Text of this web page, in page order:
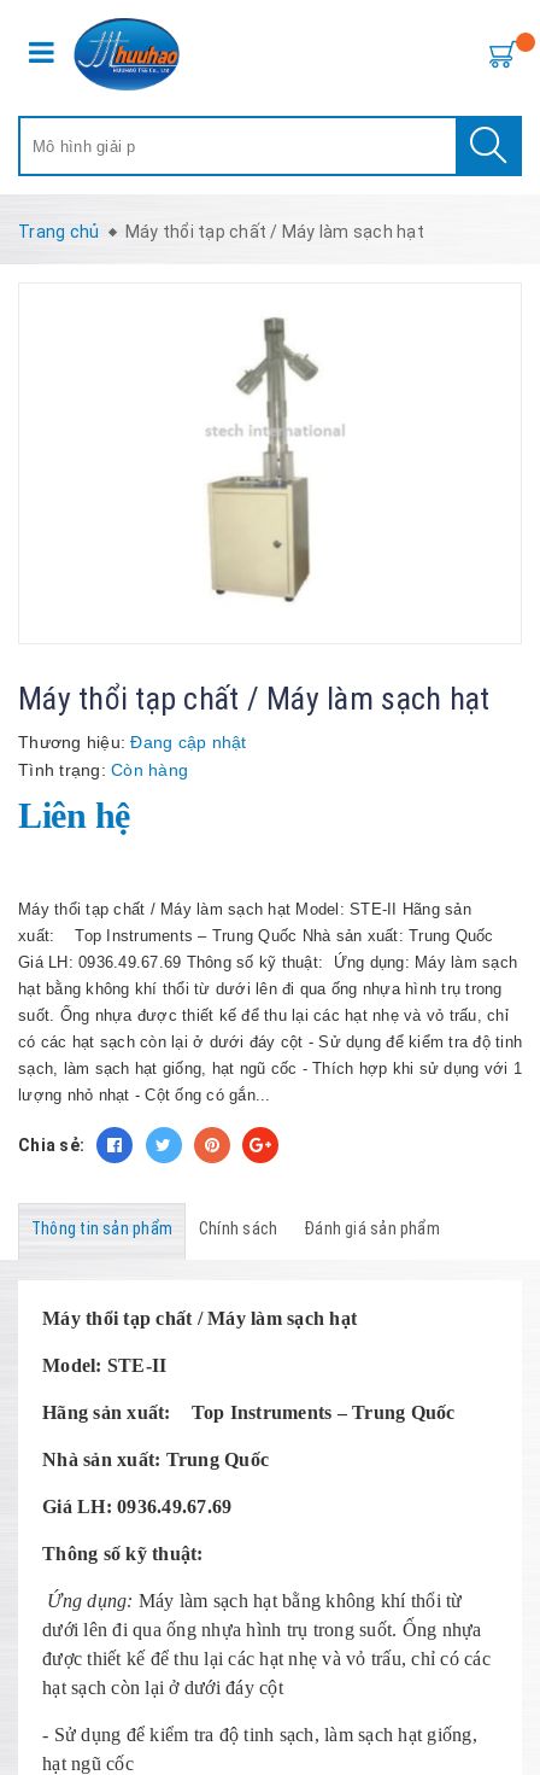
Trang chủ Máy thổi tạp chất / Máy làm sạch hạt
Máy thổi tạp chất / Máy làm sạch hạt
Thương hiệu: Đang cập nhật
Tình trạng: Còn hàng
Liên hệ
Máy thổi tạp chất / Máy làm sạch hạt Model: STE-II Hãng sản
xuất: Top Instruments – Trung Quốc Nhà sản xuất: Trung Quốc
Giá LH: 0936.49.67.69 Thông số kỹ thuật: Ứng dụng: Máy làm sạch
hạt bằng không khí thổi từ dưới lên đi qua ống nhựa hình trụ trong
suốt. Ống nhựa được thiết kế để thu lại các hạt nhẹ và vỏ trấu, chỉ
có các hạt sạch còn lại ở dưới đáy cột - Sử dụng để kiểm tra độ tinh
sạch, làm sạch hạt giống, hạt ngũ cốc - Thích hợp khi sử dụng với 1
lượng nhỏ nhạt - Cột ống có gắn...
Chia sẻ:
Thông tin sản phẩm Chính sách Đánh giá sản phẩm
Máy thổi tạp chất / Máy làm sạch hạt
Model: STE-II
Hãng sản xuất: Top Instruments – Trung Quốc
Nhà sản xuất: Trung Quốc
Giá LH: 0936.49.67.69
Thông số kỹ thuật:
Ứng dụng: Máy làm sạch hạt bằng không khí thổi từ
dưới lên đi qua ống nhựa hình trụ trong suốt. Ống nhựa
được thiết kế để thu lại các hạt nhẹ và vỏ trấu, chỉ có các
hạt sạch còn lại ở dưới đáy cột
- Sử dụng để kiểm tra độ tinh sạch, làm sạch hạt giống,
hạt ngũ cốc